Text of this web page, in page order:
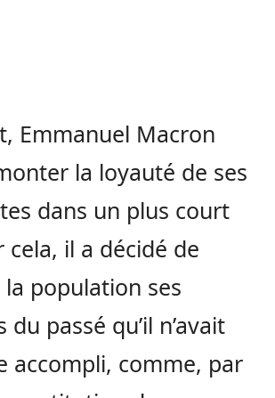
Emmanuel Macron
la loyauté de ses
dans un plus court
cela, il a décidé de
population ses
du passé qu’il n’avait
accompli, comme, par